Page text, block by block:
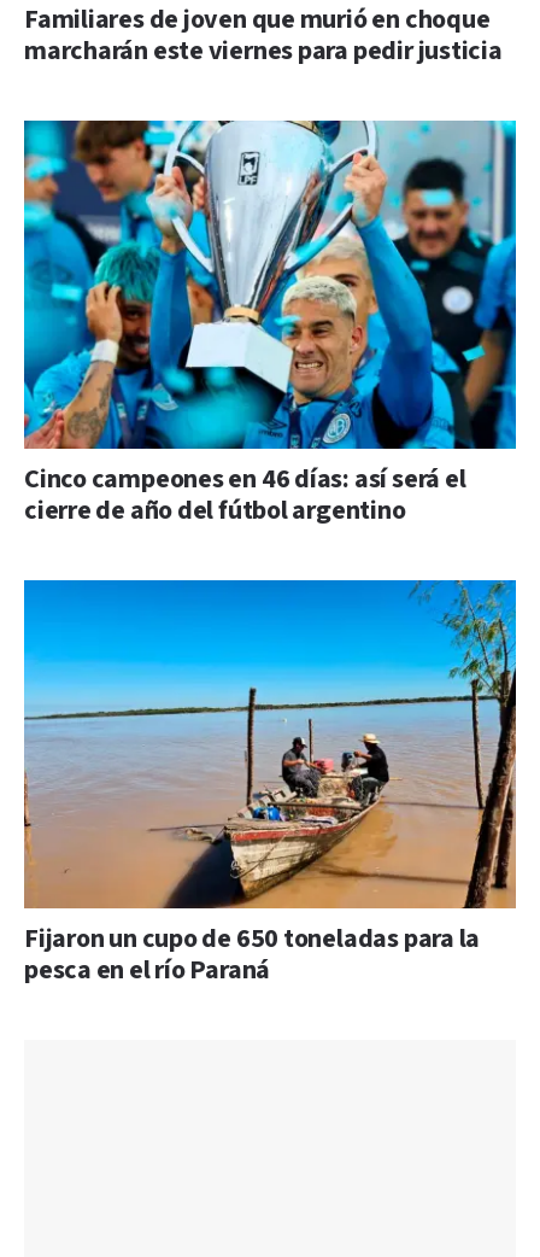
Familiares de joven que murió en choque
marcharán este viernes para pedir justicia
Cinco campeones en 46 días: así será el
cierre de año del fútbol argentino
Fijaron un cupo de 650 toneladas para la
pesca en el río Paraná